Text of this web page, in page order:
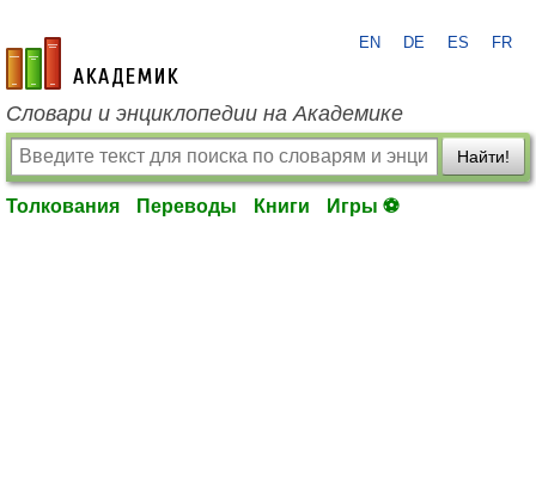
academic.ru
EN DE ES FR
Словари и энциклопедии на Академике
Найти!
Толкования Переводы Книги Игры ⚽